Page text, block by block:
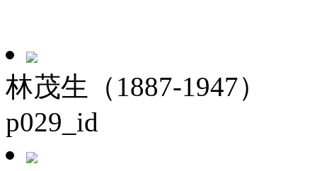
林茂生（1887-1947）
p029_id